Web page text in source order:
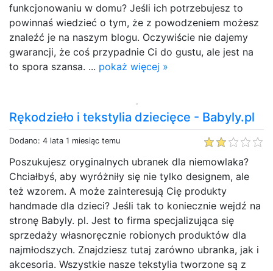
funkcjonowaniu w domu? Jeśli ich potrzebujesz to
powinnaś wiedzieć o tym, że z powodzeniem możesz
znaleźć je na naszym blogu. Oczywiście nie dajemy
gwarancji, że coś przypadnie Ci do gustu, ale jest na
to spora szansa. ... pokaż więcej »
Rękodzieło i tekstylia dziecięce - Babyly.pl
Dodano: 4 lata 1 miesiąc temu
Poszukujesz oryginalnych ubranek dla niemowlaka?
Chciałbyś, aby wyróżniły się nie tylko designem, ale
też wzorem. A może zainteresują Cię produkty
handmade dla dzieci? Jeśli tak to koniecznie wejdź na
stronę Babyly. pl. Jest to firma specjalizująca się
sprzedaży własnoręcznie robionych produktów dla
najmłodszych. Znajdziesz tutaj zarówno ubranka, jak i
akcesoria. Wszystkie nasze tekstylia tworzone są z